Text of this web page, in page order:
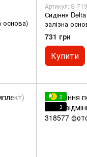
основа)
Артикул: S-
Сидіння
залізна
731 грн
Купити
2
3